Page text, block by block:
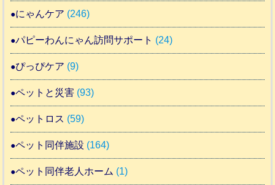
にゃんケア (246)
パピーわんにゃん訪問サポート (24)
ぴっぴケア (9)
ペットと災害 (93)
ペットロス (59)
ペット同伴施設 (164)
ペット同伴老人ホーム (1)